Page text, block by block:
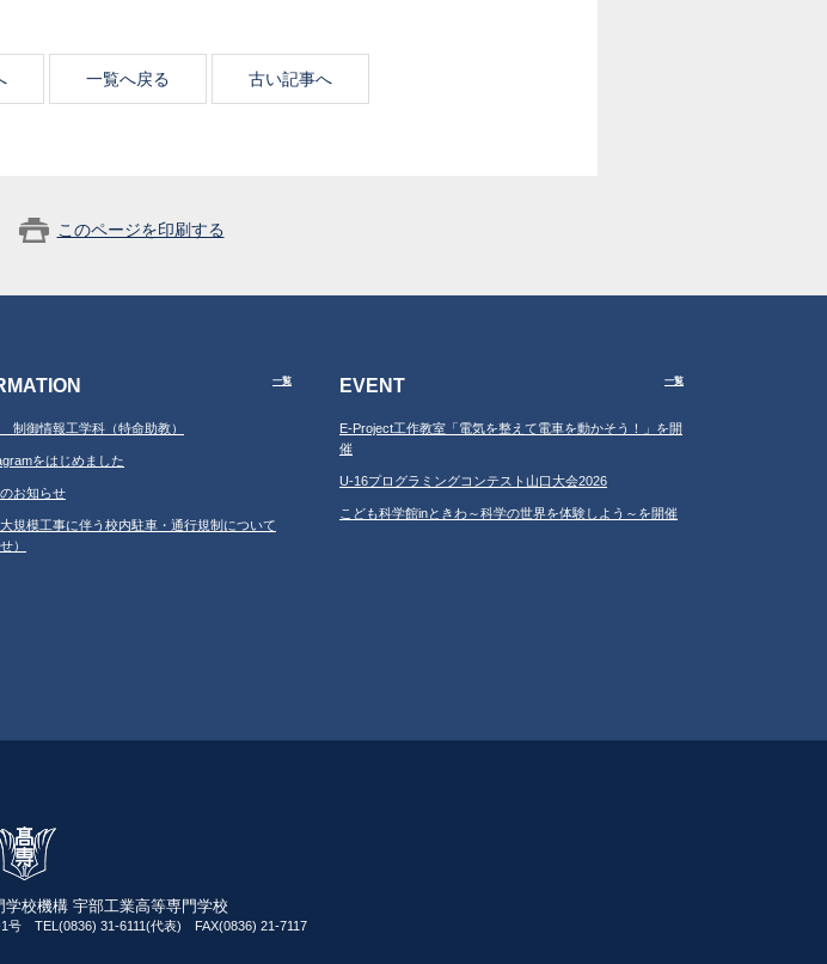
一覧へ戻る 古い記事へ
このページを印刷する
一覧
制御情報工学科（特命助教）
をはじめました
お知らせ
大規模工事に伴う校内駐車・通行規制について
）
EVENT 一覧
E-Project工作教室「電気を整えて電車を動かそう！」を開
催
U-16プログラミングコンテスト山口大会2026
こども科学館inときわ～科学の世界を体験しよう～を開催
校機構 宇部工業高等専門学校
号 TEL(0836) 31-6111(代表) FAX(0836) 21-7117